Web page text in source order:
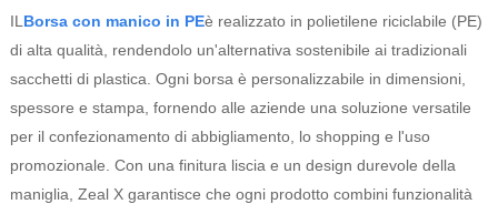
IL Borsa con manico in PEè realizzato in polietilene riciclabile (PE)
di alta qualità, rendendolo un'alternativa sostenibile ai tradizionali
sacchetti di plastica. Ogni borsa è personalizzabile in dimensioni,
spessore e stampa, fornendo alle aziende una soluzione versatile
per il confezionamento di abbigliamento, lo shopping e l'uso
promozionale. Con una finitura liscia e un design durevole della
maniglia, Zeal X garantisce che ogni prodotto combini funzionalità